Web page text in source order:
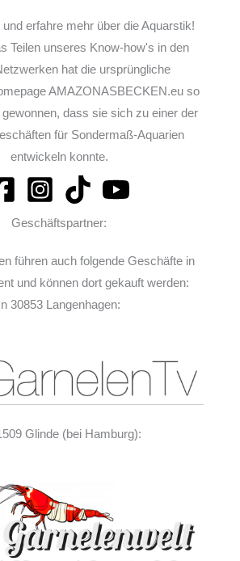
erfahre mehr über die Aquarstik!
Teilen unseres Know-how's in den
hat die ursprüngliche
AMAZONASBECKEN.eu so
dass sie sich zu einer der
für Sondermaß-Aquarien
entwickeln konnte.
Geschäftspartner:
führen auch folgende Geschäfte in
und können dort gekauft werden:
30853 Langenhagen:
Glinde (bei Hamburg):